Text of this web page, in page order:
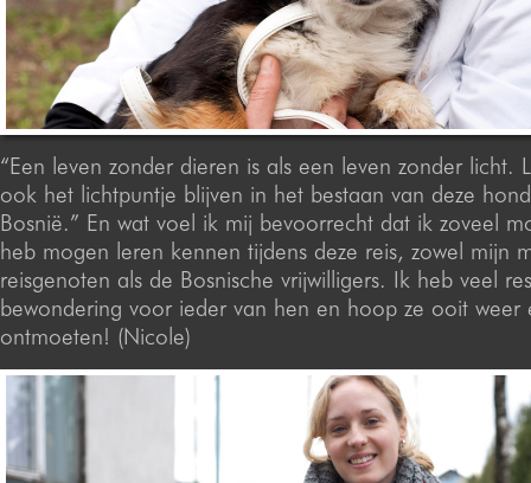
“Een leven zonder dieren is als een leven zonder licht.
ook het lichtpuntje blijven in het bestaan van deze
Bosnië.” En wat voel ik mij bevoorrecht dat ik zoveel
heb mogen leren kennen tijdens deze reis, zowel mijn
reisgenoten als de Bosnische vrijwilligers. Ik heb veel
bewondering voor ieder van hen en hoop ze ooit weer
ontmoeten! (Nicole)